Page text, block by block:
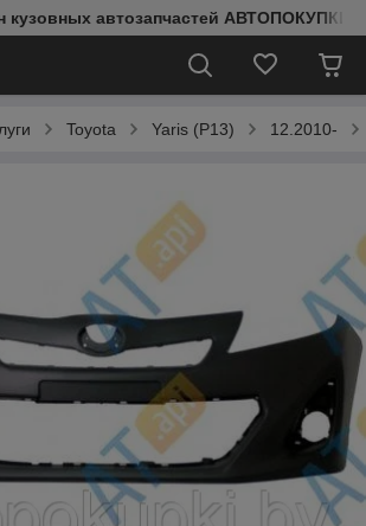
кузовных автозапчастей АВТОПОКУПКИ
Toyota Yaris (P13) 12.2010-